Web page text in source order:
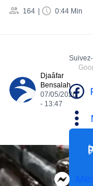
164 0:44 Min
Djaâfar
Bensalah
07/05/2026
- 13:47